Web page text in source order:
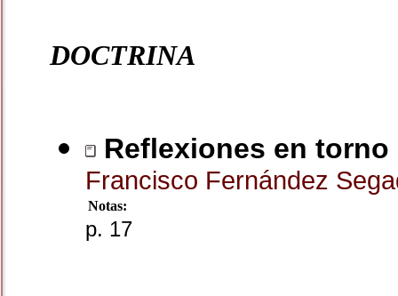
DOCTRINA
Reflexiones en
Francisco Fernández
Notas:
p. 17